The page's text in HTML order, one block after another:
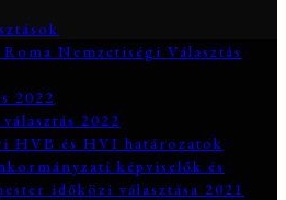
Nemzetiségi Választás
2022
2022
HVB és HVI határozatok
képviselők és
időközi választása 2021